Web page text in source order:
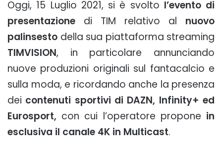
Oggi, 15 Luglio 2021, si è svolto l’evento di
presentazione di TIM relativo al nuovo
palinsesto della sua piattaforma streaming
TIMVISION, in particolare annunciando
nuove produzioni originali sul fantacalcio e
sulla moda, e ricordando anche la presenza
dei contenuti sportivi di DAZN, Infinity+ ed
Eurosport, con cui l’operatore propone in
esclusiva il canale 4K in Multicast.